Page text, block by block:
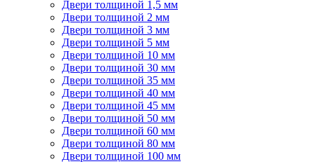
Двери толщиной 1,5 мм
Двери толщиной 2 мм
Двери толщиной 3 мм
Двери толщиной 5 мм
Двери толщиной 10 мм
Двери толщиной 30 мм
Двери толщиной 35 мм
Двери толщиной 40 мм
Двери толщиной 45 мм
Двери толщиной 50 мм
Двери толщиной 60 мм
Двери толщиной 80 мм
Двери толщиной 100 мм